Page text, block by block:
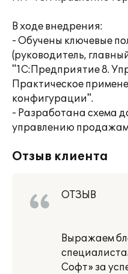
В ходе внедрения:
- Обучены ключевые
(руководитель,
"1С:Предприятие 8.
Практическое
конфигурации".
- Разработана схема
управлению
Отзыв клиента
ОТЗЫВ
Выражаем
Софт» за